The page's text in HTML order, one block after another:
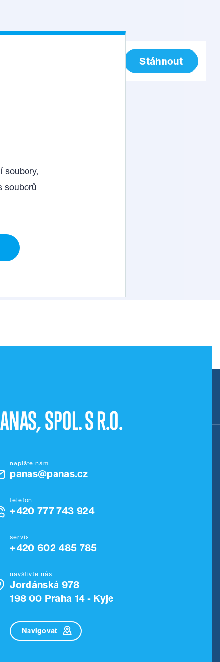
Stáhnout
SPOL. S R.O.
napište nám
panas@panas.cz
telefon
+420 777 743 924
servis
+420 602 485 785
navštivte nás
Jordánská 978
198 00 Praha 14 - Kyje
Navigovat
soubory,
souborů